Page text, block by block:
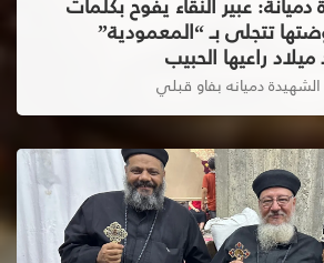
تتجلى بـ “المعمودية”
راعيها الحبيب
دميانه بفاو قبلي